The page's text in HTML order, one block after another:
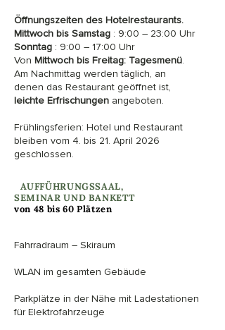
Öffnungszeiten des Hotelrestaurants.
Mittwoch bis Samstag : 9:00 – 23:00 Uhr
Sonntag : 9:00 – 17:00 Uhr
Von Mittwoch bis Freitag: Tagesmenü.
Am Nachmittag werden täglich, an
denen das Restaurant geöffnet ist,
leichte Erfrischungen angeboten.
Frühlingsferien: Hotel und Restaurant
bleiben vom 4. bis 21. April 2026
geschlossen.
AUFFÜHRUNGSSAAL,
SEMINAR UND BANKETT
von 48 bis 60 Plätzen
Fahrradraum – Skiraum
​​WLAN im gesamten Gebäude
​Parkplätze in der Nähe mit Ladestationen
für Elektrofahrzeuge